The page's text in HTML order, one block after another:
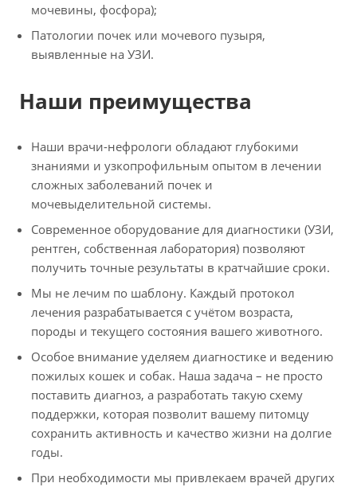
мочевины, фосфора);
Патологии почек или мочевого пузыря,
выявленные на УЗИ.
Наши преимущества
Наши врачи-нефрологи обладают глубокими
знаниями и узкопрофильным опытом в лечении
сложных заболеваний почек и
мочевыделительной системы.
Современное оборудование для диагностики (УЗИ,
рентген, собственная лаборатория) позволяют
получить точные результаты в кратчайшие сроки.
Мы не лечим по шаблону. Каждый протокол
лечения разрабатывается с учётом возраста,
породы и текущего состояния вашего животного.
Особое внимание уделяем диагностике и ведению
пожилых кошек и собак. Наша задача – не просто
поставить диагноз, а разработать такую схему
поддержки, которая позволит вашему питомцу
сохранить активность и качество жизни на долгие
годы.
При необходимости мы привлекаем врачей других